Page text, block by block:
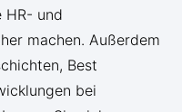
HR- und
machen. Außerdem
Best
bei